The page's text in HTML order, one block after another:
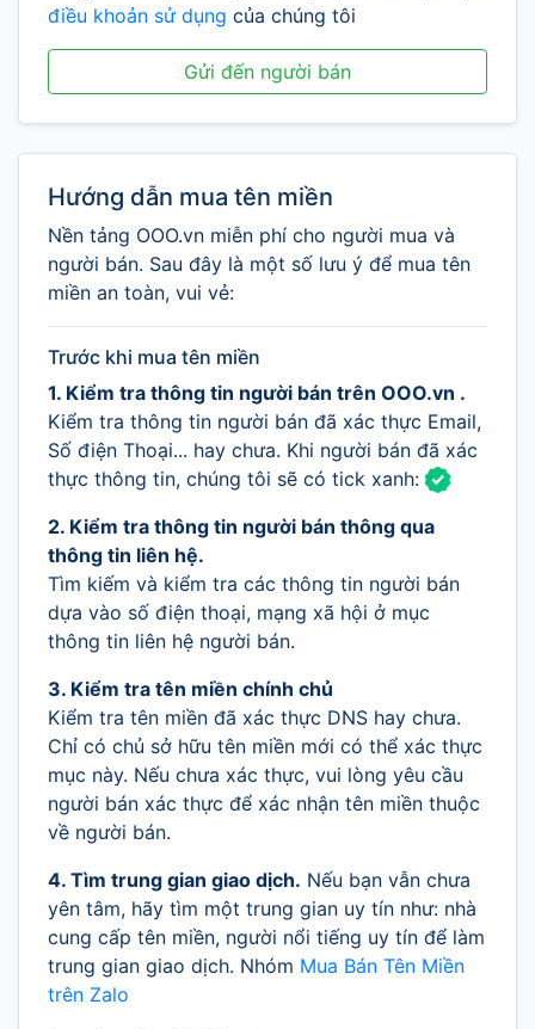
điều khoản sử dụng của chúng tôi
Gửi đến người bán
Hướng dẫn mua tên miền
Nền tảng OOO.vn miễn phí cho người mua và
người bán. Sau đây là một số lưu ý để mua tên
miền an toàn, vui vẻ:
Trước khi mua tên miền
1. Kiểm tra thông tin người bán trên OOO.vn .
Kiểm tra thông tin người bán đã xác thực Email,
Số điện Thoại... hay chưa. Khi người bán đã xác
thực thông tin, chúng tôi sẽ có tick xanh:
2. Kiểm tra thông tin người bán thông qua
thông tin liên hệ.
Tìm kiếm và kiểm tra các thông tin người bán
dựa vào số điện thoại, mạng xã hội ở mục
thông tin liên hệ người bán.
3. Kiểm tra tên miền chính chủ
Kiểm tra tên miền đã xác thực DNS hay chưa.
Chỉ có chủ sở hữu tên miền mới có thể xác thực
mục này. Nếu chưa xác thực, vui lòng yêu cầu
người bán xác thực để xác nhận tên miền thuộc
về người bán.
4. Tìm trung gian giao dịch. Nếu bạn vẫn chưa
yên tâm, hãy tìm một trung gian uy tín như: nhà
cung cấp tên miền, người nổi tiếng uy tín để làm
trung gian giao dịch. Nhóm Mua Bán Tên Miền
trên Zalo